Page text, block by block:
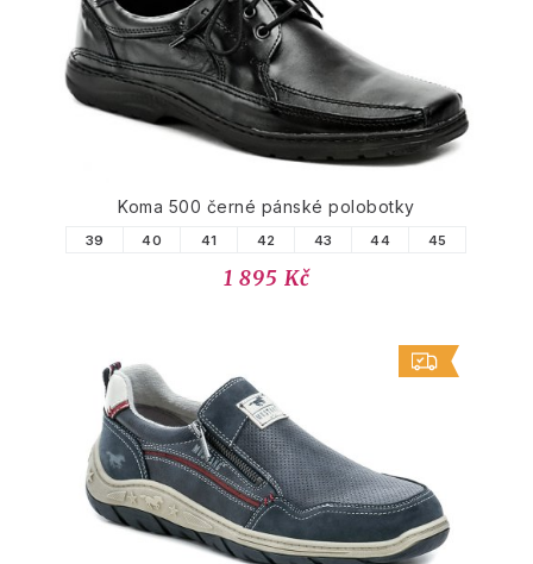
Koma 500 černé pánské polobotky
39 40 41 42 43 44 45
1 895 Kč